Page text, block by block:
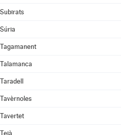
Subirats
Súria
Tagamanent
Talamanca
Taradell
Tavèrnoles
Tavertet
Teià